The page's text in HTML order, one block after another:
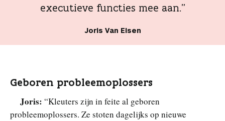
executieve functies mee aan.”
Joris Van Elsen
Geboren probleemoplossers
Joris: “Kleuters zijn in feite al geboren
probleemoplossers. Ze stoten dagelijks op nieuwe